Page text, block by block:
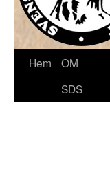
Hoppa
Hem
OM
SDS